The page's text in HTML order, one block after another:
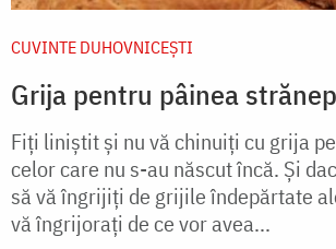
CUVINTE DUHOVNICEȘTI
Grija pentru pâinea
Fiţi liniştit şi nu vă chinuiţi cu grija
celor care nu s-au născut încă. Şi
să vă îngrijiţi de grijile îndepărtate
vă îngrijoraţi de ce vor avea...